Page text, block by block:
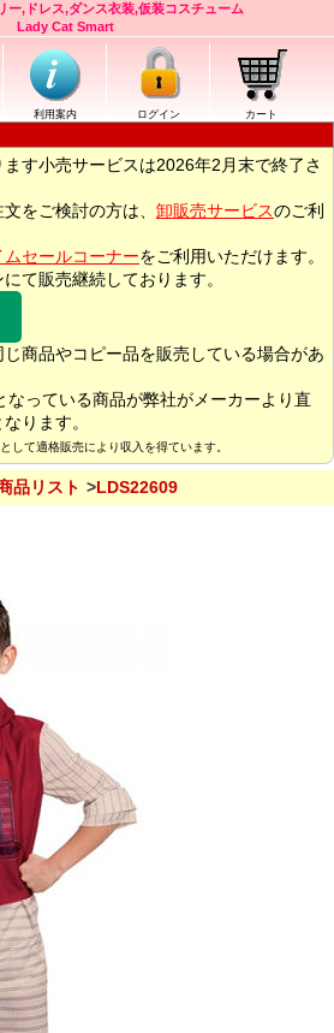
ー,ドレス,ダンス衣装,仮装コスチューム
Lady Cat Smart
利用案内 ログイン カート
す小売サービスは2026年2月末で終了さ
をご検討の方は、 卸販売サービスのご利
ムセールコーナーをご利用いただけます。
て販売継続しております。
商品やコピー品を販売している場合があ
なっている商品が弊社がメーカーより直
ります。
して適格販売により収入を得ています。
品リスト LDS22609